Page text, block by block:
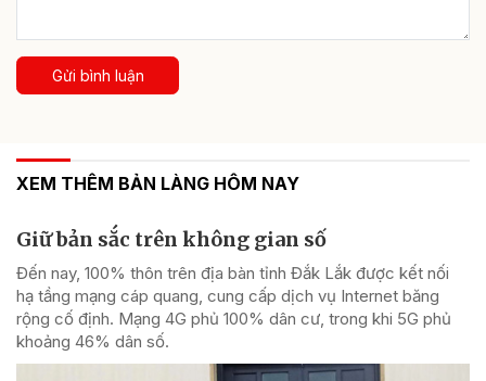
Gửi bình luận
XEM THÊM BẢN LÀNG HÔM NAY
Giữ bản sắc trên không gian số
Đến nay, 100% thôn trên địa bàn tỉnh Đắk Lắk được kết nối
hạ tầng mạng cáp quang, cung cấp dịch vụ Internet băng
rộng cố định. Mạng 4G phủ 100% dân cư, trong khi 5G phủ
khoảng 46% dân số.